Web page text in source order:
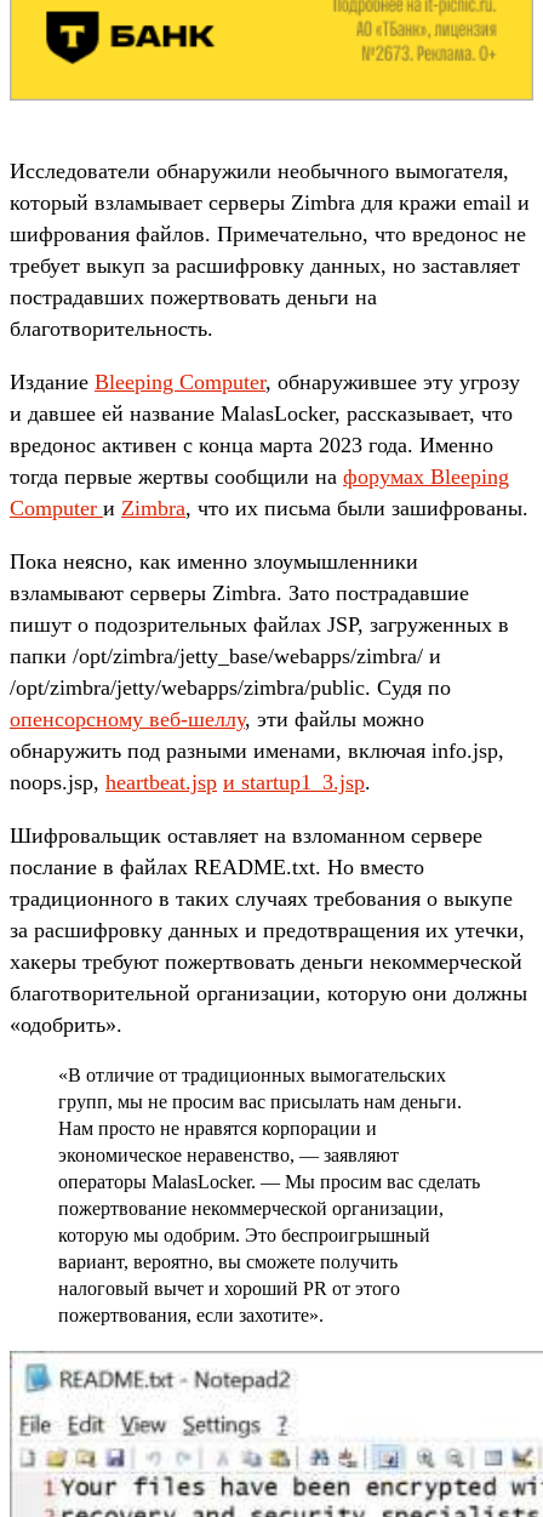
Исследователи обнаружили необычного вымогателя,
который взламывает серверы Zimbra для кражи email и
шифрования файлов. Примечательно, что вредонос не
требует выкуп за расшифровку данных, но заставляет
пострадавших пожертвовать деньги на
благотворительность.
Издание Bleeping Computer, обнаружившее эту угрозу
и давшее ей название MalasLocker, рассказывает, что
вредонос активен с конца марта 2023 года. Именно
тогда первые жертвы сообщили на форумах Bleeping
Computer и Zimbra, что их письма были зашифрованы.
Пока неясно, как именно злоумышленники
взламывают серверы Zimbra. Зато пострадавшие
пишут о подозрительных файлах JSP, загруженных в
папки /opt/zimbra/jetty_base/webapps/zimbra/ и
/opt/zimbra/jetty/webapps/zimbra/public. Судя по
опенсорсному веб-шеллу, эти файлы можно
обнаружить под разными именами, включая info.jsp,
noops.jsp, heartbeat.jsp и startup1_3.jsp.
Шифровальщик оставляет на взломанном сервере
послание в файлах README.txt. Но вместо
традиционного в таких случаях требования о выкупе
за расшифровку данных и предотвращения их утечки,
хакеры требуют пожертвовать деньги некоммерческой
благотворительной организации, которую они должны
«одобрить».
«В отличие от традиционных вымогательских
групп, мы не просим вас присылать нам деньги.
Нам просто не нравятся корпорации и
экономическое неравенство, — заявляют
операторы MalasLocker. — Мы просим вас сделать
пожертвование некоммерческой организации,
которую мы одобрим. Это беспроигрышный
вариант, вероятно, вы cможете получить
налоговый вычет и хороший PR от этого
пожертвования, если захотите».